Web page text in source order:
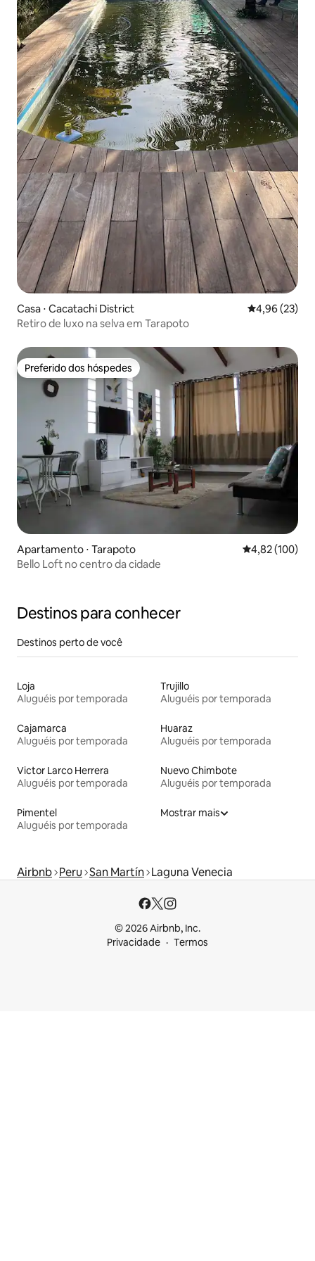
Casa ⋅ Cacatachi District 4,96 de uma
4,96 (23)
Retiro de luxo na selva em Tarapoto
Preferido dos hóspedes
Preferido dos hóspedes
Apartamento ⋅ Tarapoto 4,82 de uma
4,82 (100)
Bello Loft no centro da cidade
Destinos para conhecer
Destinos perto de você
Loja
Aluguéis por temporada
Trujillo
Aluguéis por temporada
Cajamarca
Aluguéis por temporada
Huaraz
Aluguéis por temporada
Victor Larco Herrera
Aluguéis por temporada
Nuevo Chimbote
Aluguéis por temporada
Pimentel
Aluguéis por temporada
Mostrar mais
Airbnb Peru San Martín Laguna Venecia
© 2026 Airbnb, Inc.
Privacidade
Termos